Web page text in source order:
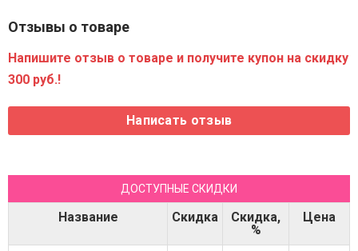
Отзывы о товаре
Напишите отзыв о товаре и получите купон на скидку
300 руб.!
ДОСТУПНЫЕ СКИДКИ
Название Скидка
Скидка,
%
Цена